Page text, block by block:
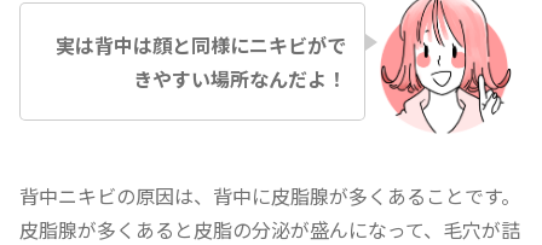
実は背中は顔と同様にニキビがで
きやすい場所なんだよ！
背中ニキビの原因は、背中に皮脂腺が多くあることです。
皮脂腺が多くあると皮脂の分泌が盛んになって、毛穴が詰